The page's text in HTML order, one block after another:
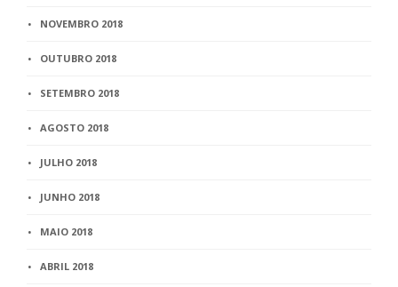
NOVEMBRO 2018
OUTUBRO 2018
SETEMBRO 2018
AGOSTO 2018
JULHO 2018
JUNHO 2018
MAIO 2018
ABRIL 2018